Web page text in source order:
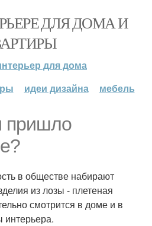
ДЛЯ ДОМА И
для дома
идеи дизайна мебель
пришло
в обществе набирают
из лозы - плетеная
смотрится в доме и в
интерьера.